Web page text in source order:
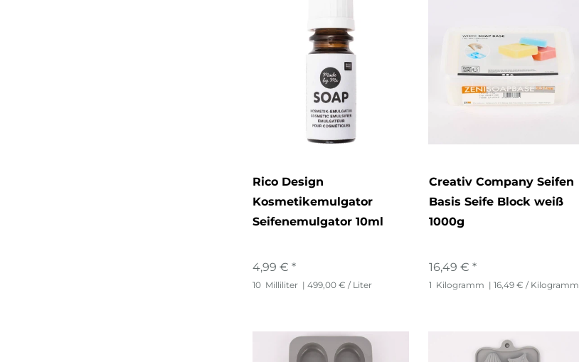
Rico Design
Kosmetikemulgator
Seifenemulgator 10ml
4,99 € *
10 Milliliter | 499,00 € / Liter
Creativ Company Seifen
Basis Seife Block weiß
1000g
16,49 € *
1 Kilogramm | 16,49 € / Kilogramm